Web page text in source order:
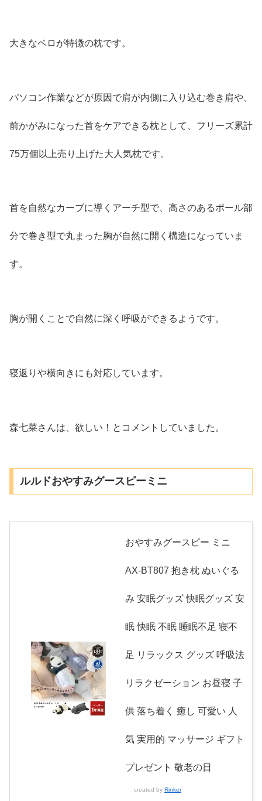
大きなベロが特徴の枕です。
パソコン作業などが原因で肩が内側に入り込む巻き肩や、
前かがみになった首をケアできる枕として、フリーズ累計
75万個以上売り上げた大人気枕です。
首を自然なカーブに導くアーチ型で、高さのあるポール部
分で巻き型で丸まった胸が自然に開く構造になっていま
す。
胸が開くことで自然に深く呼吸ができるようです。
寝返りや横向きにも対応しています。
森七菜さんは、欲しい！とコメントしていました。
ルルドおやすみグースピーミニ
おやすみグースピー ミニ
AX-BT807 抱き枕 ぬいぐる
み 安眠グッズ 快眠グッズ 安
眠 快眠 不眠 睡眠不足 寝不
足 リラックス グッズ 呼吸法
リラクゼーション お昼寝 子
供 落ち着く 癒し 可愛い 人
気 実用的 マッサージ ギフト
プレゼント 敬老の日
created by Rinker